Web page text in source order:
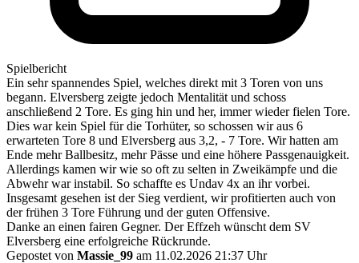
Spielbericht
Ein sehr spannendes Spiel, welches direkt mit 3 Toren von uns
begann. Elversberg zeigte jedoch Mentalität und schoss
anschließend 2 Tore. Es ging hin und her, immer wieder fielen Tore.
Dies war kein Spiel für die Torhüter, so schossen wir aus 6
erwarteten Tore 8 und Elversberg aus 3,2, - 7 Tore. Wir hatten am
Ende mehr Ballbesitz, mehr Pässe und eine höhere Passgenauigkeit.
Allerdings kamen wir wie so oft zu selten in Zweikämpfe und die
Abwehr war instabil. So schaffte es Undav 4x an ihr vorbei.
Insgesamt gesehen ist der Sieg verdient, wir profitierten auch von
der frühen 3 Tore Führung und der guten Offensive.
Danke an einen fairen Gegner. Der Effzeh wünscht dem SV
Elversberg eine erfolgreiche Rückrunde.
Gepostet von Massie_99 am 11.02.2026 21:37 Uhr